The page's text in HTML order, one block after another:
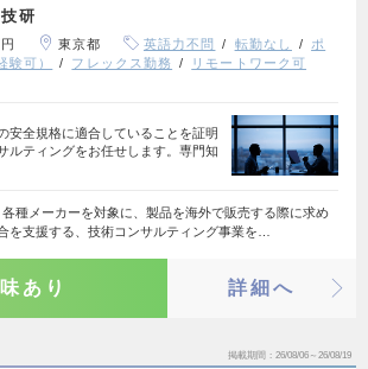
研
東京都 英語力不問 転勤なし
ポ
験可）
フレックス勤務
リモートワーク可
安全規格に適合していることを証明
ルティングをお任せします。専門知
種メーカーを対象に、製品を海外で販売する際に求め
を支援する、技術コンサルティング事業を…
あり 詳細へ
掲載期間 26/08/06～26/08/19